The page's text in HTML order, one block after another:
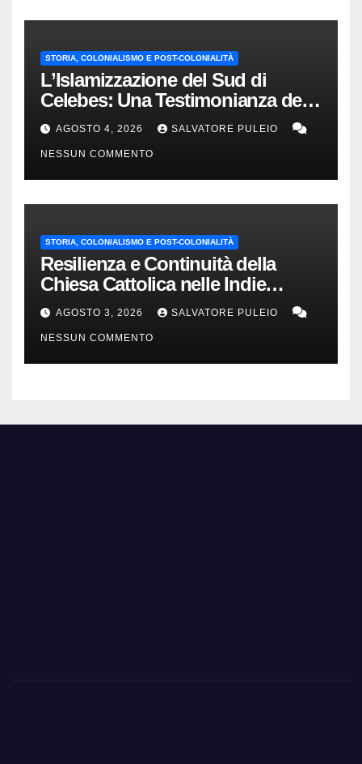
STORIA, COLONIALISMO E POST-COLONIALITÀ
L’Islamizzazione del Sud di
Celebes: Una Testimonianza del
1840.
AGOSTO 4, 2026 SALVATORE PULEIO
NESSUN COMMENTO
STORIA, COLONIALISMO E POST-COLONIALITÀ
Resilienza e Continuità della
Chiesa Cattolica nelle Indie
Orientali Olandesi
AGOSTO 3, 2026 SALVATORE PULEIO
NESSUN COMMENTO